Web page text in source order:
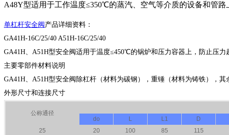
A48Y型适用于工作温度≤350℃的蒸汽、空气等介质的设备和管
单杠杆安全阀 产品详细资料：
GA41H-16C/25/40 A51H-16C/25/40
GA41H、A51H型安全阀适用于温度≤450℃的锅炉和压力容器上，防止压力
主要零部件材料说明
GA41H、A51H型安全阀除杠杆（材料为碳钢），重锤（材料为铸铁），其
外形尺寸和连接尺寸
公称通径
do
L L1 D
25
20 100 85 115